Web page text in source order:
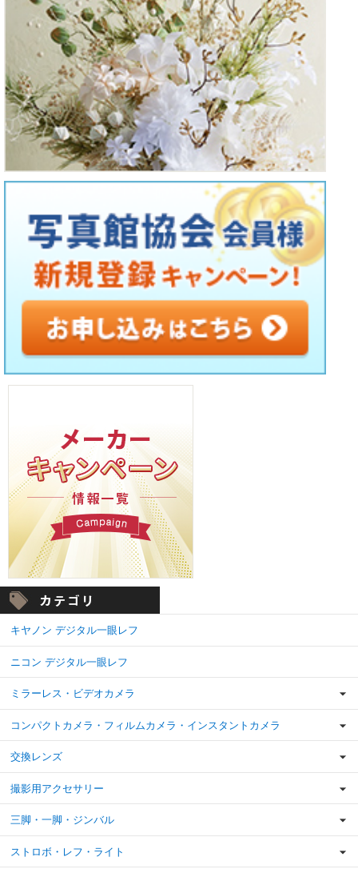
キヤノン デジタル一眼レフ
ニコン デジタル一眼レフ
ミラーレス・ビデオカメラ
コンパクトカメラ・フィルムカメラ・インスタントカメラ
交換レンズ
撮影用アクセサリー
三脚・一脚・ジンバル
ストロボ・レフ・ライト